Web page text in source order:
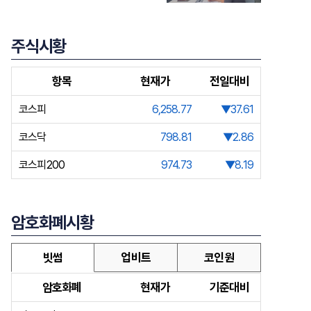
주식시황
항목 현재가 전일대비
코스피 6,258.77 ▼37.61
코스닥 798.81 ▼2.86
코스피200 974.73 ▼8.19
암호화폐시황
빗썸 업비트 코인원
암호화폐 현재가 기준대비